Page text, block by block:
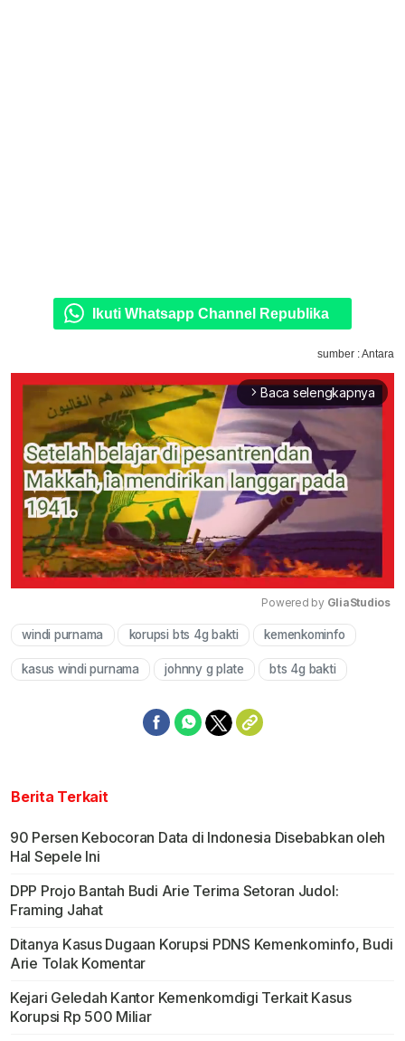
Ikuti Whatsapp Channel Republika
sumber : Antara
arrow_forward_ios Baca selengkapnya
Mute
Powered by GliaStudios
windi purnama korupsi bts 4g bakti kemenkominfo
kasus windi purnama johnny g plate bts 4g bakti
Berita Terkait
90 Persen Kebocoran Data di Indonesia Disebabkan oleh
Hal Sepele Ini
DPP Projo Bantah Budi Arie Terima Setoran Judol:
Framing Jahat
Ditanya Kasus Dugaan Korupsi PDNS Kemenkominfo, Budi
Arie Tolak Komentar
Kejari Geledah Kantor Kemenkomdigi Terkait Kasus
Korupsi Rp 500 Miliar